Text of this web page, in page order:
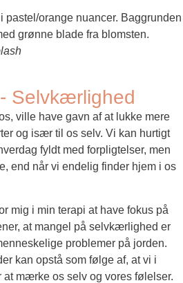
Selvkærlighed
ville have gavn af at lukke mere
og især til os selv. Vi kan hurtigt
fyldt med forpligtelser, men
end når vi endelig finder hjem i os
mig i min terapi at have fokus på
at mangel på selvkærlighed er
problemer på jorden.
kan opstå som følge af, at vi i
mærke os selv og vores følelser.